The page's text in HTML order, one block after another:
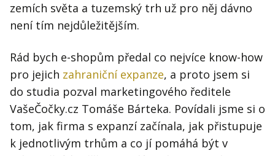
zemích světa a tuzemský trh už pro něj dávno
není tím nejdůležitějším.
Rád bych e-shopům předal co nejvíce know-how
pro jejich zahraniční expanze, a proto jsem si
do studia pozval marketingového ředitele
VašeČočky.cz Tomáše Bárteka. Povídali jsme si o
tom, jak firma s expanzí začínala, jak přistupuje
k jednotlivým trhům a co jí pomáhá být v